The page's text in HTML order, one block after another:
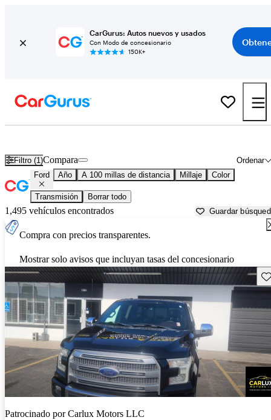
CarGurus: Autos nuevos y usados
Con Modo de concesionario
150K+
Filtro (1) Ordenar
Compara
Ford Año A 100 millas de distancia Millaje Color
Transmisión Borrar todo
1,495 vehículos encontrados Guardar
Compra con precios transparentes.
Mostrar solo avisos que incluyan tasas del concesionario
Patrocinado porCarlux Motors LLC